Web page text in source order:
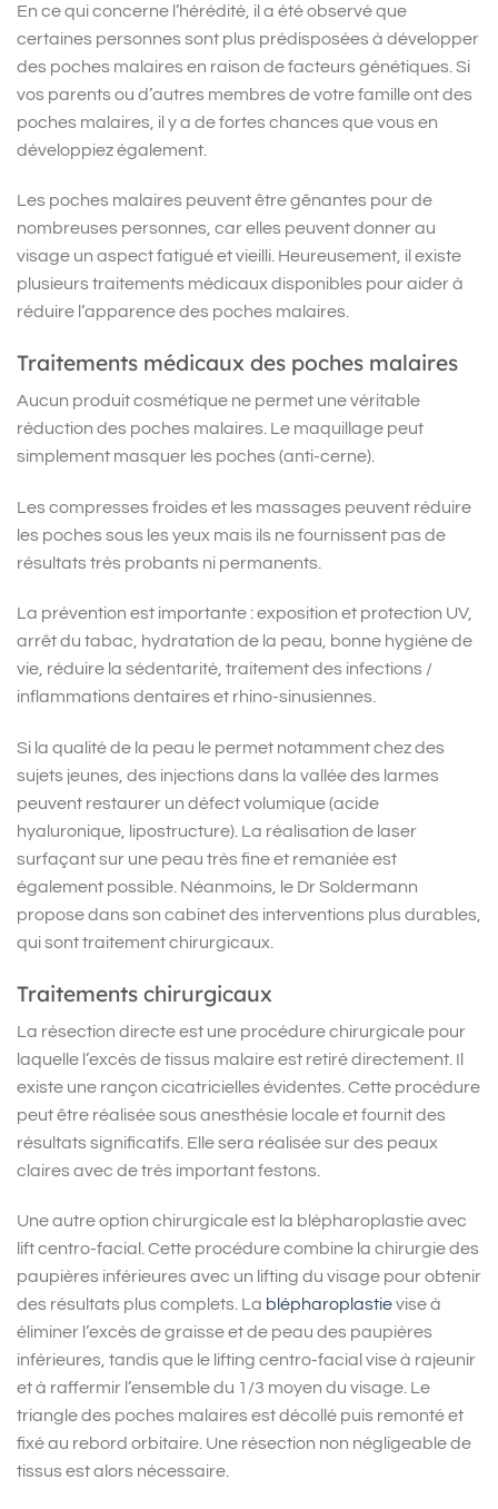
En ce qui concerne l’hérédité, il a été observé que
certaines personnes sont plus prédisposées à développer
des poches malaires en raison de facteurs génétiques. Si
vos parents ou d’autres membres de votre famille ont des
poches malaires, il y a de fortes chances que vous en
développiez également.
Les poches malaires peuvent être gênantes pour de
nombreuses personnes, car elles peuvent donner au
visage un aspect fatigué et vieilli. Heureusement, il existe
plusieurs traitements médicaux disponibles pour aider à
réduire l’apparence des poches malaires.
Traitements médicaux des poches malaires
Aucun produit cosmétique ne permet une véritable
réduction des poches malaires. Le maquillage peut
simplement masquer les poches (anti-cerne).
Les compresses froides et les massages peuvent réduire
les poches sous les yeux mais ils ne fournissent pas de
résultats très probants ni permanents.
La prévention est importante : exposition et protection UV,
arrêt du tabac, hydratation de la peau, bonne hygiène de
vie, réduire la sédentarité, traitement des infections /
inflammations dentaires et rhino-sinusiennes.
Si la qualité de la peau le permet notamment chez des
sujets jeunes, des injections dans la vallée des larmes
peuvent restaurer un défect volumique (acide
hyaluronique, lipostructure). La réalisation de laser
surfaçant sur une peau très fine et remaniée est
également possible. Néanmoins, le Dr Soldermann
propose dans son cabinet des interventions plus durables,
qui sont traitement chirurgicaux.
Traitements chirurgicaux
La résection directe est une procédure chirurgicale pour
laquelle l’excès de tissus malaire est retiré directement. Il
existe une rançon cicatricielles évidentes. Cette procédure
peut être réalisée sous anesthésie locale et fournit des
résultats significatifs. Elle sera réalisée sur des peaux
claires avec de très important festons.
Une autre option chirurgicale est la blépharoplastie avec
lift centro-facial. Cette procédure combine la chirurgie des
paupières inférieures avec un lifting du visage pour obtenir
des résultats plus complets. La blépharoplastievise à
éliminer l’excès de graisse et de peau des paupières
inférieures, tandis que le lifting centro-facial vise à rajeunir
et à raffermir l’ensemble du 1/3 moyen du visage. Le
triangle des poches malaires est décollé puis remonté et
fixé au rebord orbitaire. Une résection non négligeable de
tissus est alors nécessaire.